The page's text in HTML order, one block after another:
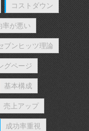
コストダウン
率が悪い
ブンヒッツ理論
グページ
基本構成
売上アップ
成功率重視